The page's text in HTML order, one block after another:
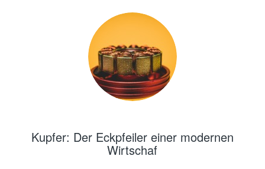
Kupfer: Der Eckpfeiler einer modernen
Wirtschaf